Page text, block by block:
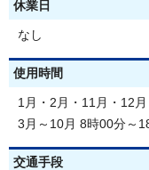
休業日
なし
使用時間
1月・2月・11月・12
3月～10月 8時00分～
交通手段